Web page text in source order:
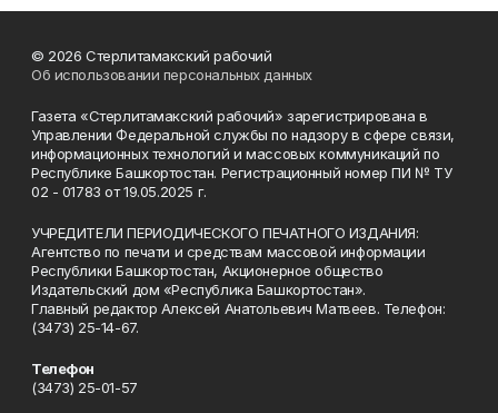
© 2026 Стерлитамакский рабочий
Об использовании персональных данных
Газета «Стерлитамакский рабочий» зарегистрирована в
Управлении Федеральной службы по надзору в сфере связи,
информационных технологий и массовых коммуникаций по
Республике Башкортостан. Регистрационный номер ПИ № ТУ
02 - 01783 от 19.05.2025 г.
УЧРЕДИТЕЛИ ПЕРИОДИЧЕСКОГО ПЕЧАТНОГО ИЗДАНИЯ:
Агентство по печати и средствам массовой информации
Республики Башкортостан, Акционерное общество
Издательский дом «Республика Башкортостан».
Главный редактор Алексей Анатольевич Матвеев. Телефон:
(3473) 25-14-67.
Телефон
(3473) 25-01-57